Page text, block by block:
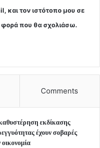
και τον ιστότοπο μου σε
φορά που θα σχολιάσω.
Comments
εκδίκασης
έχουν σοβαρές